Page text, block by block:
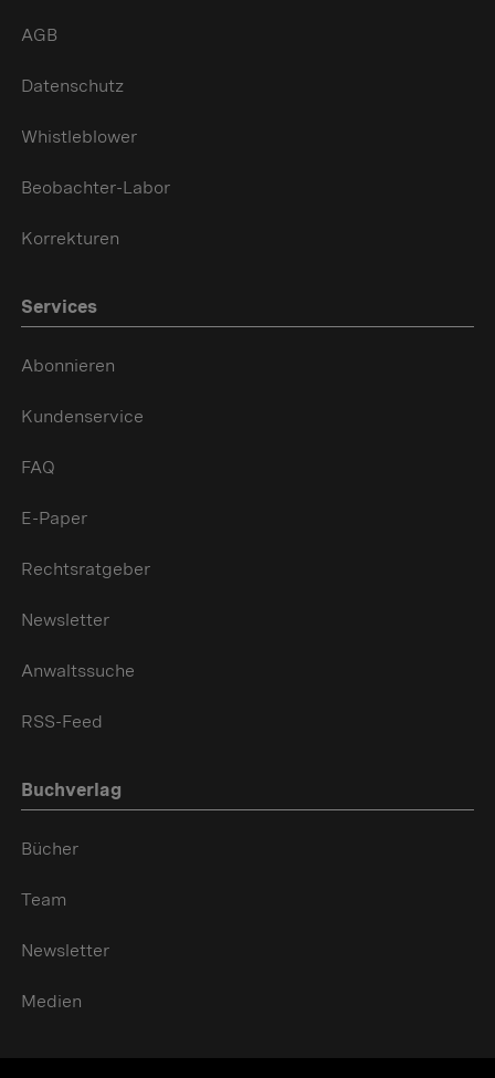
AGB
Datenschutz
Whistleblower
Beobachter-Labor
Korrekturen
Services
Abonnieren
Kundenservice
FAQ
E-Paper
Rechtsratgeber
Newsletter
Anwaltssuche
RSS-Feed
Buchverlag
Bücher
Team
Newsletter
Medien